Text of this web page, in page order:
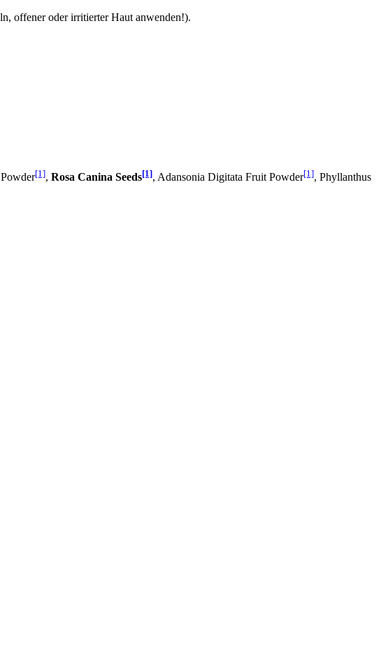
offener oder irritierter Haut anwenden!).
[1], Rosa Canina Seeds[1], Adansonia Digitata Fruit Powder[1], Phyllanthus